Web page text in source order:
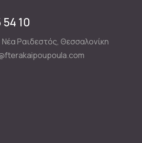
10
Νέα Ραιδεστός, Θεσσαλονίκη